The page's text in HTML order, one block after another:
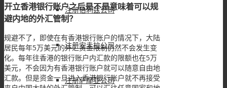
注册伯利兹公司
注册安圭拉公司
注册萨摩亚公司
开立香港银行账户之后是不是意味着可以规
避内地的外汇管制？
规避不了，即使在有香港银行账户的情况下，大陆
居民每年5万美元的外汇资金限制仍然不会发生变
化。每年往香港的银行账户内汇款的限额也在5万
美元，不会因为有香港银行账户就可以随意自由地
汇款。但是资金一旦进入香港银行账户就不再接受